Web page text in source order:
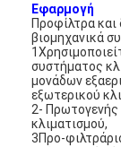
Εφαρμογή
Προφίλτρα και
βιομηχανικά
συστήματος
μονάδων
εξωτερικού
2- Πρωτογενής
κλιματισμού,
3Προ-